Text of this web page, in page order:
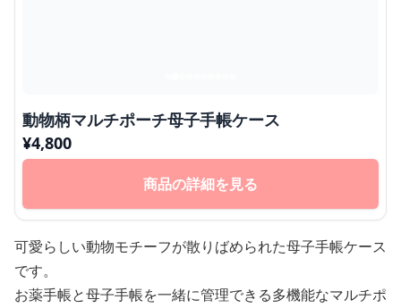
動物柄マルチポーチ母子手帳ケース
¥4,800
商品の詳細を見る
可愛らしい動物モチーフが散りばめられた母子手帳ケース
です。
お薬手帳と母子手帳を一緒に管理できる多機能なマルチポ